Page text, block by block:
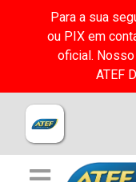
Para a sua
ou PIX em
oficial.
ATEF